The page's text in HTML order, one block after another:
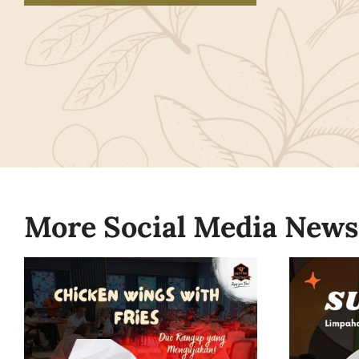
More Social Media News